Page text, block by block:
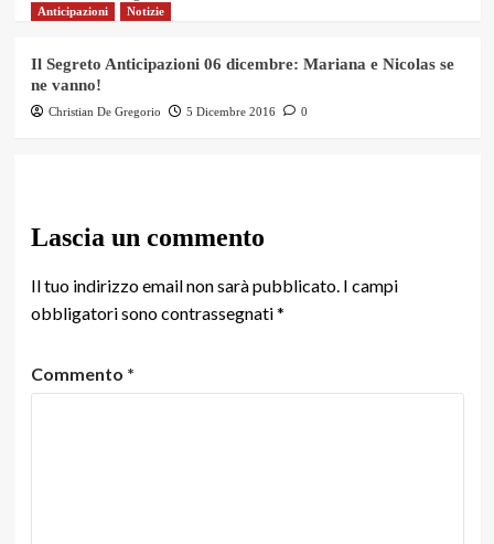
Anticipazioni
Notizie
Il Segreto Anticipazioni 06 dicembre: Mariana e Nicolas se
ne vanno!
Christian De Gregorio 5 Dicembre 2016 0
Lascia un commento
Il tuo indirizzo email non sarà pubblicato. I campi
obbligatori sono contrassegnati*
Commento *